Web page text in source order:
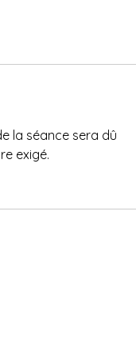
la séance sera dû
exigé.